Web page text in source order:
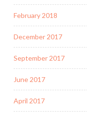
February 2018
December 2017
September 2017
June 2017
April 2017